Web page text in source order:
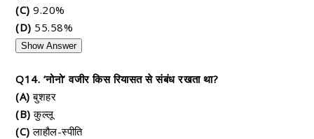
(C) 9.20%
(D) 55.58%
Show Answer
Q14. ‘नोनो’ वजीर किस रियासत से संबंध रखता था?
(A) बुशहर
(B) कुल्लू
(C) लाहौल-स्पीति